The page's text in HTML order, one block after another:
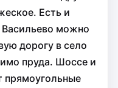
Есть и
можно
дорогу в село
пруда. Шоссе и
прямоугольные